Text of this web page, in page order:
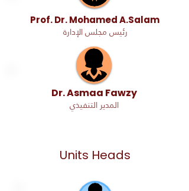
Prof. Dr. Mohamed A.Salam
رئيس مجلس الإدارة
Dr. Asmaa Fawzy
المدير التنفيذي
Units Heads